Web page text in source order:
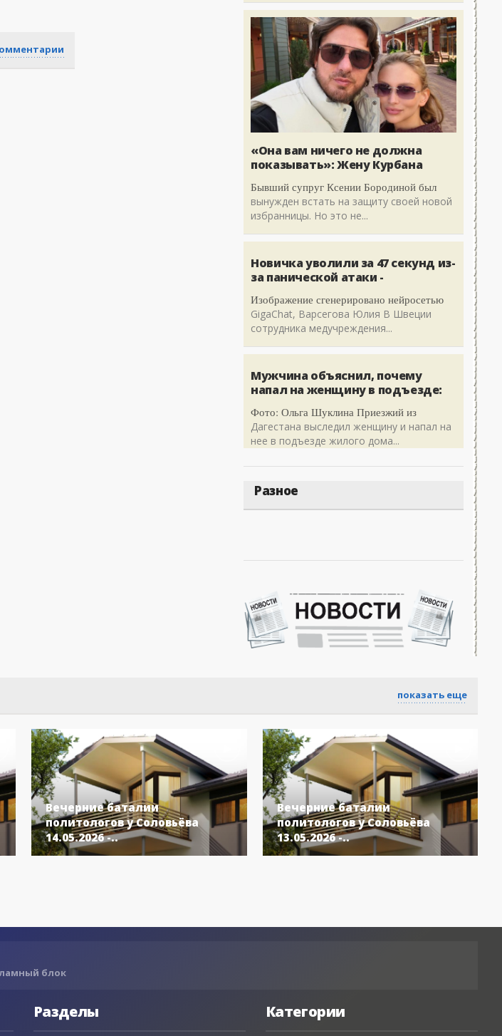
«Она вам ничего не должна
показывать»: Жену Курбана
Бывший супруг Ксении Бородиной был
вынужден встать на защиту своей новой
избранницы. Но это не...
Новичка уволили за 47 секунд из-
за панической атаки -
Изображение сгенерировано нейросетью
GigaChat, Варсегова Юлия В Швеции
сотрудника медучреждения...
Мужчина объяснил, почему
напал на женщину в подъезде:
Фото: Ольга Шуклина Приезжий из
Дагестана выследил женщину и напал на
нее в подъезде жилого дома...
Разное
показать еще
Вечерние баталии
политологов у Соловьёва
14.05.2026 -..
Вечерние баталии
политологов у Соловьёва
13.05.2026 -..
блок
Разделы Категории